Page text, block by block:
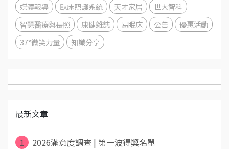
媒體報導
臥床照護系統 天才家居
世大智科
智慧醫療與長照
康健雜誌 易眠床 公告
優惠活動
37°微笑力量
知識分享
最新文章
1
2026滿意度調查 | 第一波得獎名單